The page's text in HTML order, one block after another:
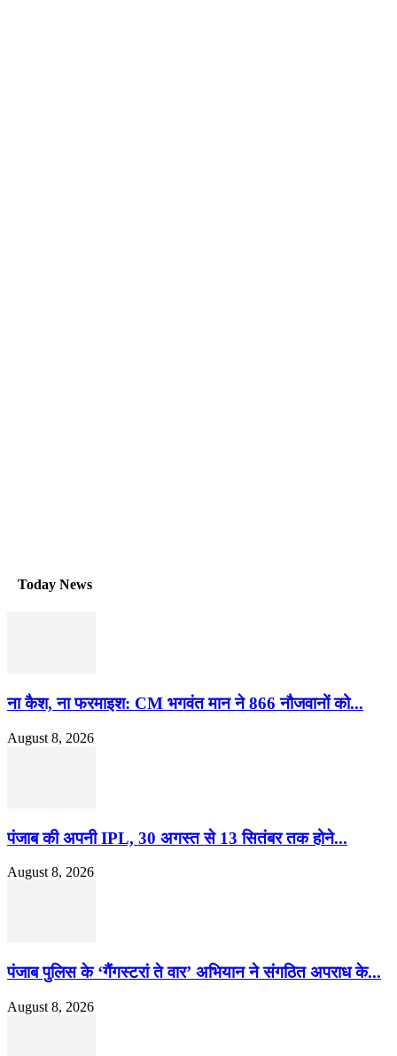
Today News
ना कैश, ना फरमाइश: CM भगवंत मान ने 866 नौजवानों को...
August 8, 2026
पंजाब की अपनी IPL, 30 अगस्त से 13 सितंबर तक होने...
August 8, 2026
पंजाब पुलिस के ‘गैंगस्टरां ते वार’ अभियान ने संगठित अपराध के...
August 8, 2026